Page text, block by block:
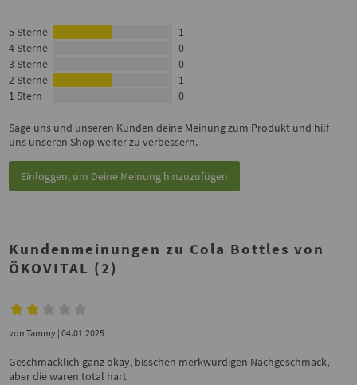
5 Sterne
1
4 Sterne
0
3 Sterne
0
2 Sterne
1
1 Stern
0
Sage uns und unseren Kunden deine Meinung zum Produkt und hilf
uns unseren Shop weiter zu verbessern.
Einloggen, um Deine Meinung hinzuzufügen
Kundenmeinungen zu Cola Bottles von
ÖKOVITAL (2)
vonTammy | 04.01.2025
Geschmacklich ganz okay, bisschen merkwürdigen Nachgeschmack,
aber die waren total hart